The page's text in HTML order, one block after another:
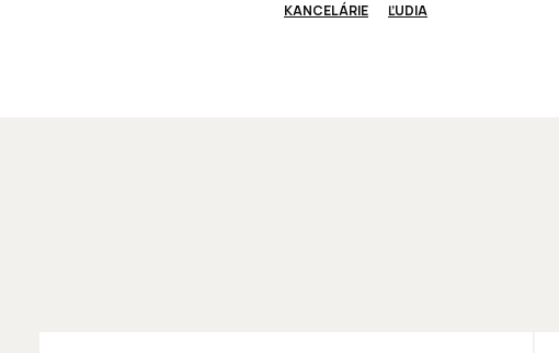
KANCELÁRIE ĽUDIA